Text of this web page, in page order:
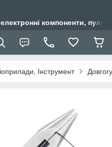
компоненти,
Інструмент